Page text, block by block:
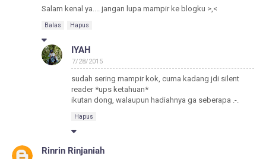
Salam kenal ya.... jangan lupa mampir ke blogku >,<
Balas Hapus
IYAH
7/28/2015
sudah sering mampir kok, cuma kadang jdi silent
reader *ups ketahuan*
ikutan dong, walaupun hadiahnya ga seberapa .-.
Hapus
Rinrin Rinjaniah